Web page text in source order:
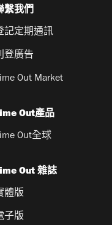
繫我們
記定期通訊
登廣告
Out Market
Out產品
Out全球
Out 雜誌
體版
子版